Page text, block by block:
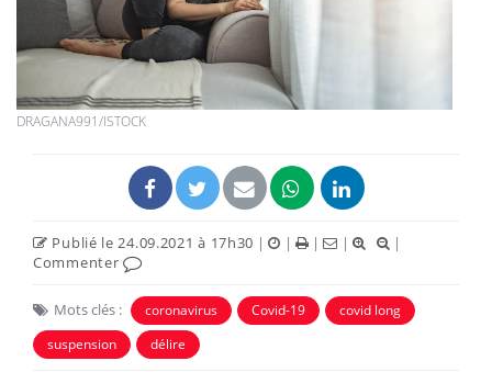
DRAGANA991/ISTOCK
Publié le 24.09.2021 à 17h30 | | | |
|
Commenter
Mots clés : coronavirus Covid-19
covid long
suspension
délire